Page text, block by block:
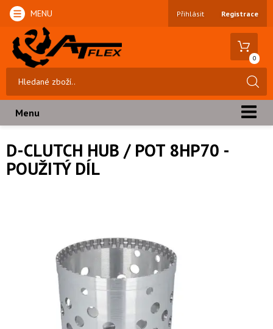
MENU Přihlásit Registrace
0
Menu
D-CLUTCH HUB / POT 8HP70 -
POUŽITÝ DÍL